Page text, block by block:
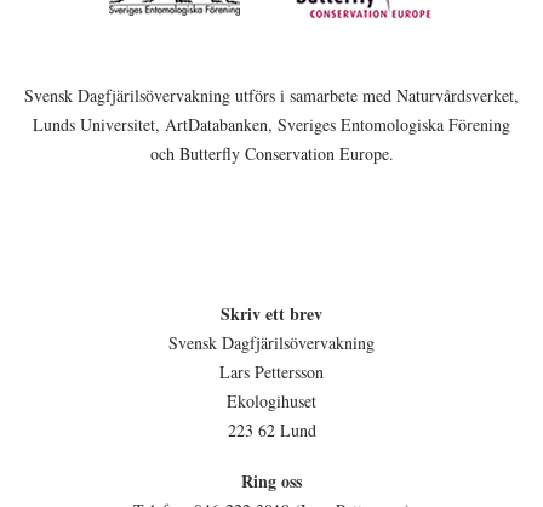
Svensk Dagfjärilsövervakning utförs i samarbete med Naturvårdsverket,
Lunds Universitet, ArtDatabanken, Sveriges Entomologiska Förening
och Butterfly Conservation Europe.
Skriv ett brev
Svensk Dagfjärilsövervakning
Lars Pettersson
Ekologihuset
223 62 Lund
Ring oss